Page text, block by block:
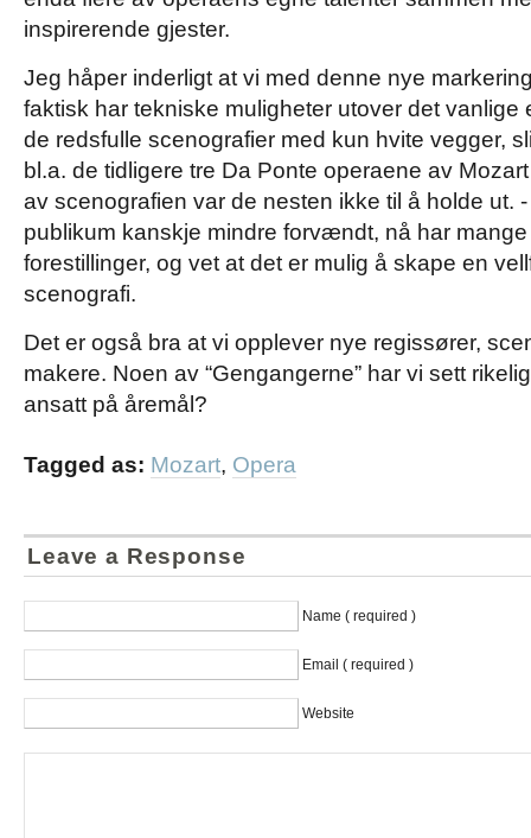
inspirerende gjester.
Jeg håper inderligt at vi med denne nye
faktisk har tekniske muligheter utover det vanlige
de redsfulle scenografier med kun hvite vegger,
bl.a. de tidligere tre Da Ponte operaene av
av scenografien var de nesten ikke til å holde ut.
publikum kanskje mindre forvændt, nå har
forestillinger, og vet at det er mulig å skape en
scenografi.
Det er også bra at vi opplever nye regissører,
makere. Noen av “Gengangerne” har vi sett
ansatt på åremål?
Tagged as: Mozart, Opera
Leave a Response
Name ( required )
Email ( required )
Website